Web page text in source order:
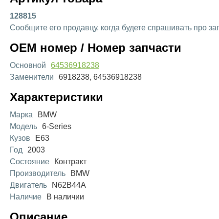
128815
Сообщите его продавцу, когда будете спрашивать про
OEM номер / Номер запчасти
Основной
64536918238
Заменители
6918238, 64536918238
Характеристики
Марка
BMW
Модель 6-Series
Кузов
E63
Год
2003
Состояние
Контракт
Производитель
BMW
Двигатель
N62B44A
Наличие
В наличии